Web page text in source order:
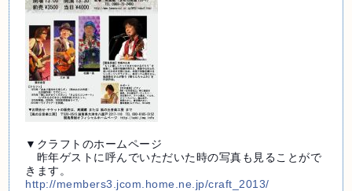
▼クラフトのホームページ
昨年ゲストに呼んでいただいた時の写真も見ることがで
きます。
http://members3.jcom.home.ne.jp/craft_2013/